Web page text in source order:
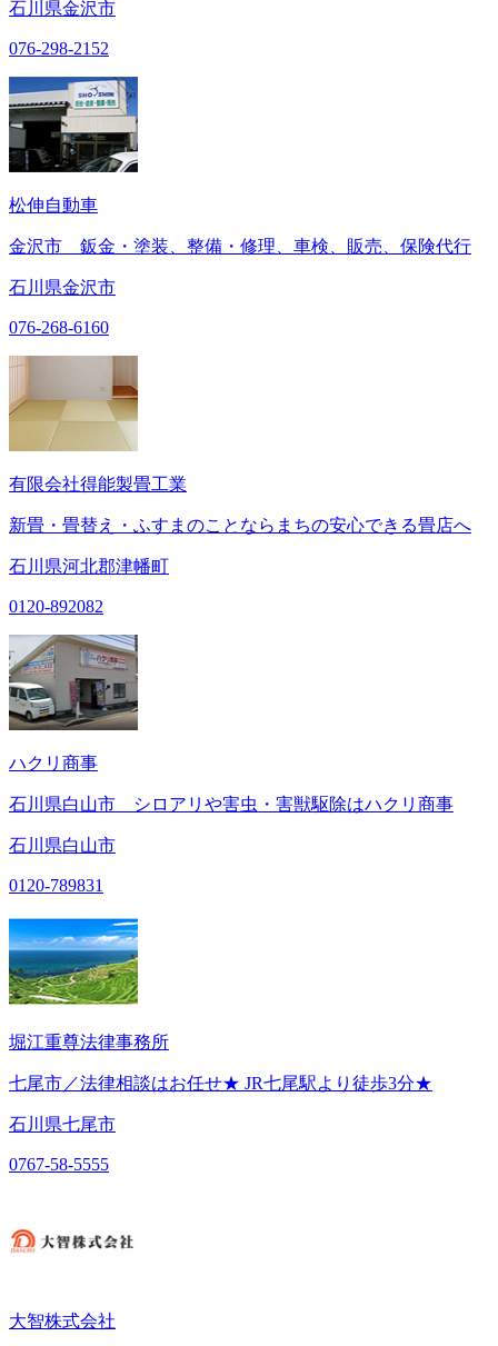
石川県金沢市
076-298-2152
松伸自動車
金沢市 鈑金・塗装、整備・修理、車検、販売、保険代行
石川県金沢市
076-268-6160
有限会社得能製畳工業
新畳・畳替え・ふすまのことならまちの安心できる畳店へ
石川県河北郡津幡町
0120-892082
ハクリ商事
石川県白山市 シロアリや害虫・害獣駆除はハクリ商事
石川県白山市
0120-789831
堀江重尊法律事務所
七尾市／法律相談はお任せ★ JR七尾駅より徒歩3分★
石川県七尾市
0767-58-5555
大智株式会社